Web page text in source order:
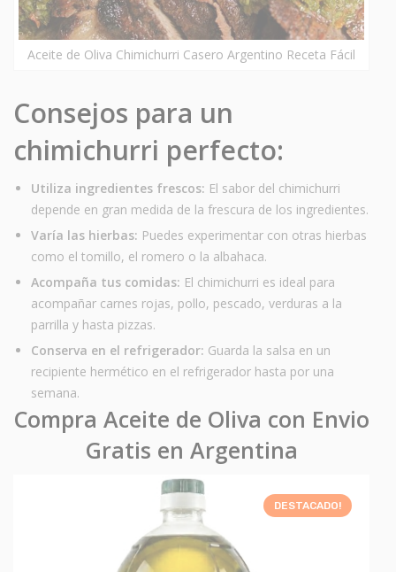
Aceite de Oliva Chimichurri Casero Argentino Receta Fácil
Consejos para un
chimichurri perfecto:
Utiliza ingredientes frescos: El sabor del chimichurri
depende en gran medida de la frescura de los ingredientes.
Varía las hierbas: Puedes experimentar con otras hierbas
como el tomillo, el romero o la albahaca.
Acompaña tus comidas: El chimichurri es ideal para
acompañar carnes rojas, pollo, pescado, verduras a la
parrilla y hasta pizzas.
Conserva en el refrigerador: Guarda la salsa en un
recipiente hermético en el refrigerador hasta por una
semana.
Compra Aceite de Oliva con Envio
Gratis en Argentina
DESTACADO!